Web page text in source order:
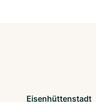
Eisenhüttenstadt